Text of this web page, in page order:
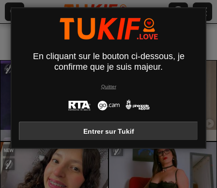
Tous ( 760 ) Mince ×
En cliquant sur le bouton ci-dessous, je
confirme que je suis majeur.
Quitter
Entrer sur Tukif